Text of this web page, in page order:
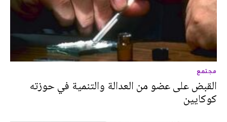
مجتمع
القبض على عضو من العدالة والتنمية في حوزته
كوكايين